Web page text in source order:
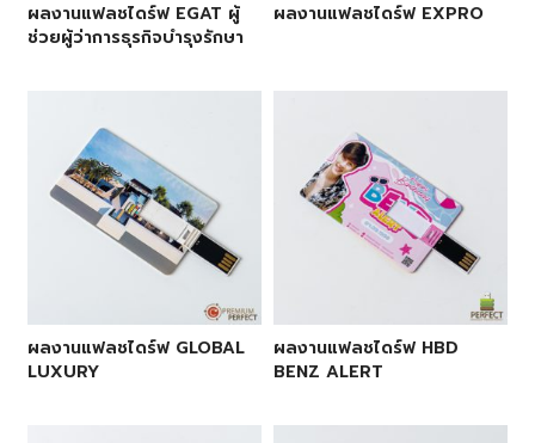
ผลงานแฟลชไดร์ฟ EGAT ผู้
ช่วยผู้ว่าการธุรกิจบำรุงรักษา
ผลงานแฟลชไดร์ฟ EXPRO
ผลงานแฟลชไดร์ฟ GLOBAL
LUXURY
ผลงานแฟลชไดร์ฟ HBD
BENZ ALERT